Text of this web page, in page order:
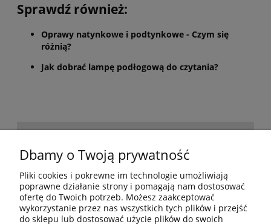
Sprawdź również:
Oprawy natynkowe i podtynkowe - Czym się
różnią?
Jak dobrać lampę podłogową do czytania?
BESTSELLERY
MOJE KONTO
Dbamy o Twoją prywatność
Pliki cookies i pokrewne im technologie umożliwiają
poprawne działanie strony i pomagają nam dostosować
ofertę do Twoich potrzeb. Możesz zaakceptować
wykorzystanie przez nas wszystkich tych plików i przejść
do sklepu lub dostosować użycie plików do swoich